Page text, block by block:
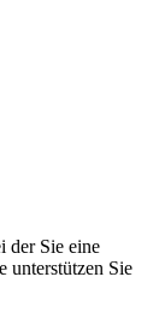
der Sie eine
unterstützen Sie